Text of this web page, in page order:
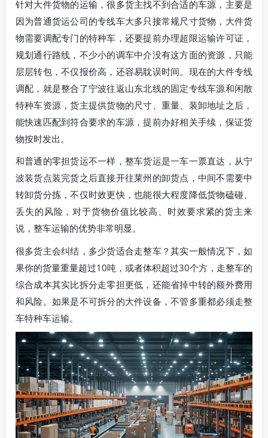
针对大件货物的运输，很多货主找不到合适的车源，主要是
因为普通货运公司的专线车大多只接常规尺寸货物，大件货
物需要调配专门的特种车，还要提前办理超限运输许可证，
规划通行路线，不少小的调车中介没有这方面的资源，只能
层层转包，不仅报价高，还容易耽误时间。现在的大件专线
调配，就是整合了宁波往返山东北线的固定专线车源和闲散
特种车资源，货主提供货物的尺寸、重量、装卸地址之后，
能快速匹配到符合要求的车源，提前办好相关手续，保证货
物按时发出。
和普通的零担货运不一样，整车货运是一车一票直达，从宁
波装货点装完货之后直接开往莱州的卸货点，中间不需要中
转卸货分拣，不仅时效更快，也能很大程度降低货物磕碰、
丢失的风险，对于货物价值比较高、时效要求紧的货主来
说，整车运输的优势非常明显。
很多货主会纠结，多少货适合走整车？其实一般情况下，如
果你的货量重量超过10吨，或者体积超过30个方，走整车的
综合成本其实比拆分走零担更低，还能省掉中转的额外费用
和风险。如果是不可拆分的大件设备，不管多重都必须走整
车特种车运输。